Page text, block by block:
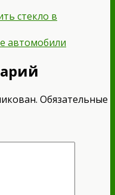
стекло в
автомобили
Обязательные